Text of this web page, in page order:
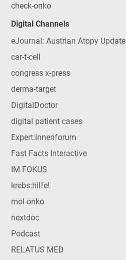
check-onko
Digital Channels
eJournal: Austrian Atopy Update
car-t-cell
congress x-press
derma-target
DigitalDoctor
digital patient cases
Expert:innenforum
Fast Facts Interactive
IM FOKUS
krebs:hilfe!
mol-onko
nextdoc
Podcast
RELATUS MED